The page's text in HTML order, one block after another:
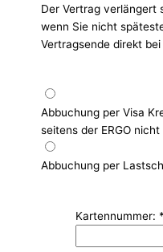
Der Vertrag verlängert
wenn Sie nicht
Vertragsende direkt
Abbuchung per Visa
seitens der ERGO
Abbuchung per
Kartennummer: *